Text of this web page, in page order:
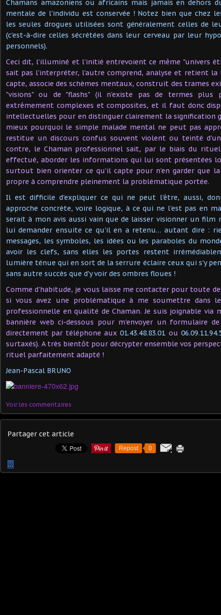
Chamans amazoniens ou africains mais jamais en dehors
mentale de l'individu est conservée ! Notez bien que chez
les seules drogues utilisées sont généralement celles de
(c'est-à-dire celles sécrétées dans leur cerveau par leur
personnels).
Ceci dit, l'illuminé et l'initié entrevoient ce même "univers
sait pas l'interpréter, l'autre comprend, analyse et retient la
capte, associe des schèmes mentaux, construit des trames
"visions" ou de "flashs" (il n'existe pas de termes plus
extrêmement complexes et composites, et il faut donc
intellectuelles pour en distinguer clairement la signification
mieux pourquoi le simple malade mental ne peut pas
restitue un discours confus souvent violent ou teinté
contre, le Chaman professionnel sait, par le biais du
effectué, aborder les informations qui lui sont présentées
surtout bien orienter ce qu'il capte pour n'en garder que
propre à comprendre pleinement la problématique portée.
Il est difficile d'expliquer ce qui ne peut l'être, aussi,
approche concrète, voire logique, à ce qui ne l'est pas en
serait à mon avis aussi vain que de laisser visionner un
lui demander ensuite ce qu'il en a retenu… autant dire :
messages, les symboles, les idées ou les paraboles du
avoir les clefs, sans elles les portes restent
lumière ténue qui en sort de la serrure éclaire ceux qui s'y
sans autre succès que d'y voir des ombres floues !
Comme d'habitude, je vous laisse me contacter pour toute
si vous avez une problématique à me soumettre dans
professionnelle en qualité de Chaman. Je suis joignable via
bannière web ci-dessous pour m'envoyer un formulaire
directement par téléphone aux01.43.48.83.01 ou
surtaxés). A très bientôt pour décrypter ensemble vos
rituel parfaitement adapté !
Jean-Pascal BRUNO
Voir les commentaires
Partager cet article
Repost 0
…